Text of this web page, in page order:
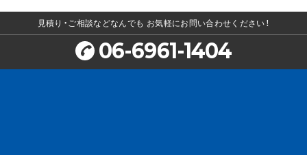
見積り・ご相談などなんでも お気軽にお問い合わせください！
06-6961-1404